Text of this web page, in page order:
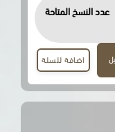
المتاحة
للسلة